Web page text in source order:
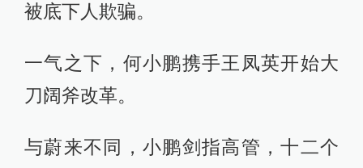
被底下人欺骗。
一气之下，何小鹏携手王凤英开始大
刀阔斧改革。
与蔚来不同，小鹏剑指高管，十二个